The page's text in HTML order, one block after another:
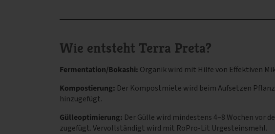
Wie entsteht Terra Preta?
Fermentation/Bokashi: Organik wird mit Hilfe von Effektiven
Kompostierung: Der Kompostmiete wird beim Aufsetzen
hinzugefügt.
Gülleoptimierung: Der Gülle wird mindestens 4–8 Wochen vor
zugefügt. Vervollständigt wird mit RoPro-Lit Urgesteinsmehl.